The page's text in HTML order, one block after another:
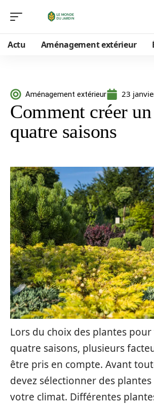
Actu Aménagement extérieur
Aménagement extérieur 23
Comment créer
quatre saisons
Lors du choix des plantes
quatre saisons, plusieurs
être pris en compte. Avant
devez sélectionner des
votre climat. Différentes